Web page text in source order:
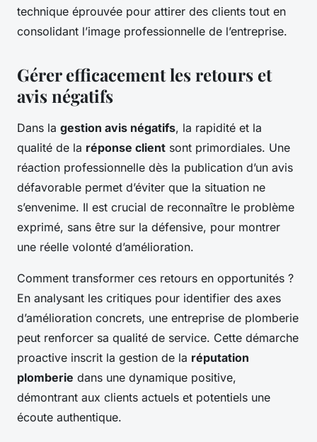
technique éprouvée pour attirer des clients tout en
consolidant l’image professionnelle de l’entreprise.
Gérer efficacement les retours et
avis négatifs
Dans la gestion avis négatifs, la rapidité et la
qualité de la réponse client sont primordiales. Une
réaction professionnelle dès la publication d’un avis
défavorable permet d’éviter que la situation ne
s’envenime. Il est crucial de reconnaître le problème
exprimé, sans être sur la défensive, pour montrer
une réelle volonté d’amélioration.
Comment transformer ces retours en opportunités ?
En analysant les critiques pour identifier des axes
d’amélioration concrets, une entreprise de plomberie
peut renforcer sa qualité de service. Cette démarche
proactive inscrit la gestion de la réputation
plomberie dans une dynamique positive,
démontrant aux clients actuels et potentiels une
écoute authentique.